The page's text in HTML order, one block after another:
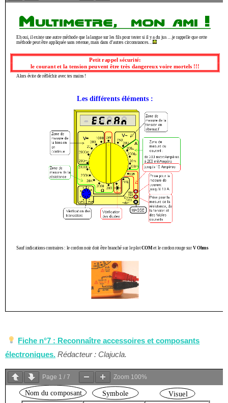
Fiche n°7 : Reconnaître accessoires et composants
électroniques. Rédacteur : Clajucla.
Page 1 / 7 Zoom 100%